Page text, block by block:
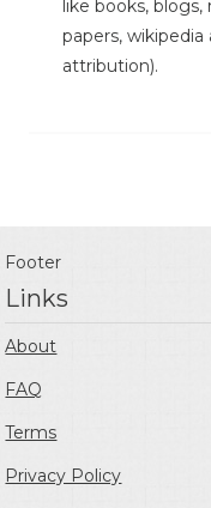
like books,
papers,
attribution).
Footer
Links
About
FAQ
Terms
Privacy Policy